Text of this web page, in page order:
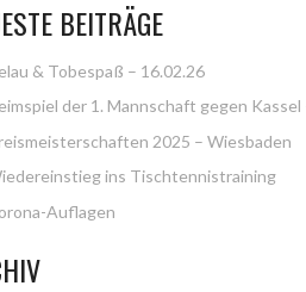
BEITRÄGE
& Tobespaß – 16.02.26
der 1. Mannschaft gegen
2025 – Wiesbaden
ins Tischtennistraining
Auflagen